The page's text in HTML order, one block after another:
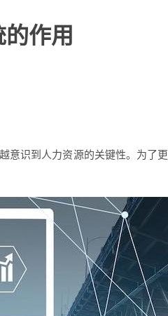
作用
意识到人力资源的关键性。为了